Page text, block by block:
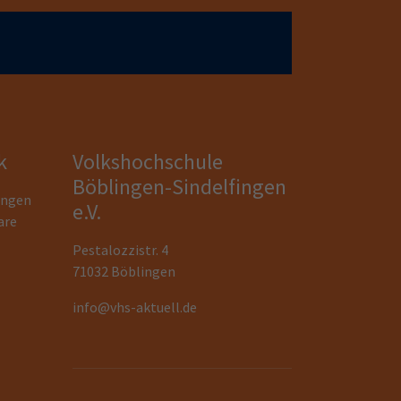
Volkshochschule
Böblingen-Sindelfingen
e.V.
Pestalozzistr. 4
71032 Böblingen
info@vhs-aktuell.de